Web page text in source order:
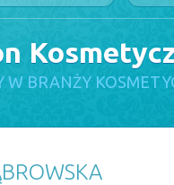
W BRANŻY